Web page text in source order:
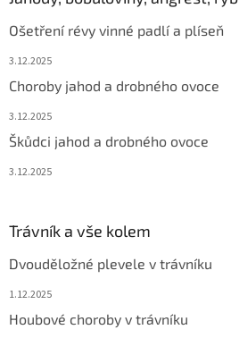
Ošetření révy vinné padlí a plíseň
3.12.2025
Choroby jahod a drobného ovoce
3.12.2025
Škůdci jahod a drobného ovoce
3.12.2025
Trávník a vše kolem
Dvouděložné plevele v trávníku
1.12.2025
Houbové choroby v trávníku